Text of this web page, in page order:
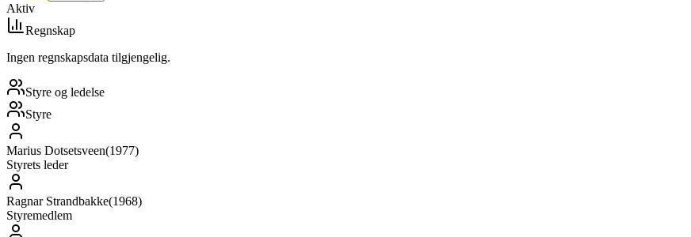
Aktiv
Regnskap
Ingen regnskapsdata tilgjengelig.
Styre og ledelse
Styre
Marius Dotsetsveen(1977)
Styrets leder
Ragnar Strandbakke(1968)
Styremedlem